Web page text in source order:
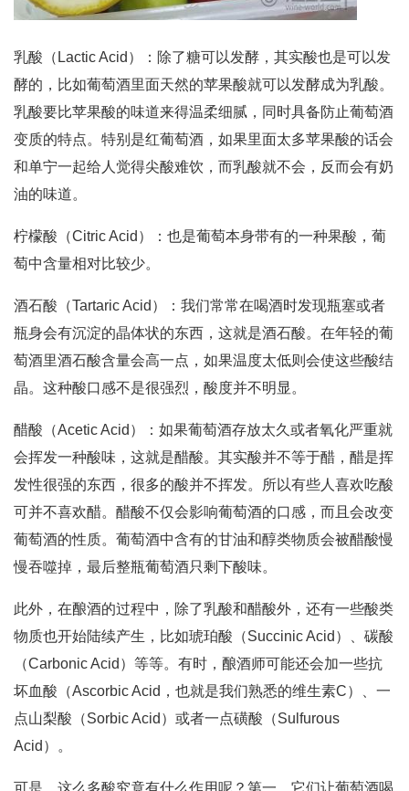
乳酸（Lactic Acid）：除了糖可以发酵，其实酸也是可以发
酵的，比如葡萄酒里面天然的苹果酸就可以发酵成为乳酸。
乳酸要比苹果酸的味道来得温柔细腻，同时具备防止葡萄酒
变质的特点。特别是红葡萄酒，如果里面太多苹果酸的话会
和单宁一起给人觉得尖酸难饮，而乳酸就不会，反而会有奶
油的味道。
柠檬酸（Citric Acid）：也是葡萄本身带有的一种果酸，葡
萄中含量相对比较少。
酒石酸（Tartaric Acid）：我们常常在喝酒时发现瓶塞或者
瓶身会有沉淀的晶体状的东西，这就是酒石酸。在年轻的葡
萄酒里酒石酸含量会高一点，如果温度太低则会使这些酸结
晶。这种酸口感不是很强烈，酸度并不明显。
醋酸（Acetic Acid）：如果葡萄酒存放太久或者氧化严重就
会挥发一种酸味，这就是醋酸。其实酸并不等于醋，醋是挥
发性很强的东西，很多的酸并不挥发。所以有些人喜欢吃酸
可并不喜欢醋。醋酸不仅会影响葡萄酒的口感，而且会改变
葡萄酒的性质。葡萄酒中含有的甘油和醇类物质会被醋酸慢
慢吞噬掉，最后整瓶葡萄酒只剩下酸味。
此外，在酿酒的过程中，除了乳酸和醋酸外，还有一些酸类
物质也开始陆续产生，比如琥珀酸（Succinic Acid）、碳酸
（Carbonic Acid）等等。有时，酿酒师可能还会加一些抗
坏血酸（Ascorbic Acid，也就是我们熟悉的维生素C）、一
点山梨酸（Sorbic Acid）或者一点磺酸（Sulfurous
Acid）。
可是，这么多酸究竟有什么作用呢？第一，它们让葡萄酒喝